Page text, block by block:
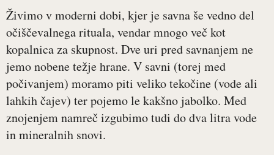
Živimo v moderni dobi, kjer je savna še vedno del
očiščevalnega rituala, vendar mnogo več kot
kopalnica za skupnost. Dve uri pred savnanjem ne
jemo nobene težje hrane. V savni (torej med
počivanjem) moramo piti veliko tekočine (vode ali
lahkih čajev) ter pojemo le kakšno jabolko. Med
znojenjem namreč izgubimo tudi do dva litra vode
in mineralnih snovi.